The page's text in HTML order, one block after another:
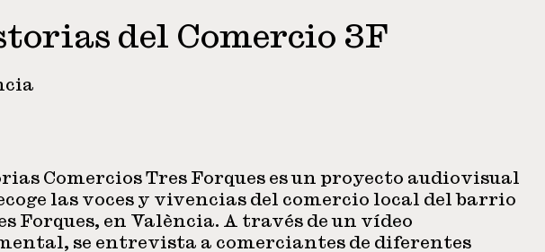
del Comercio 3F
Comercios Tres Forques es un proyecto audiovisual
las voces y vivencias del comercio local del barrio
Forques, en València. A través de un vídeo
se entrevista a comerciantes de diferentes